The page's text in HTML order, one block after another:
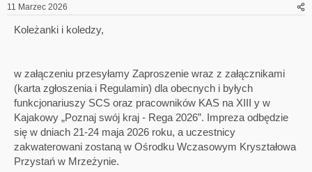
11 Marzec 2026
Koleżanki i koledzy,
w załączeniu przesyłamy Zaproszenie wraz z załącznikami
(karta zgłoszenia i Regulamin) dla obecnych i byłych
funkcjonariuszy SCS oraz pracowników KAS na XIII y w
Kajakowy „Poznaj swój kraj - Rega 2026”. Impreza odbędzie
się w dniach 21-24 maja 2026 roku, a uczestnicy
zakwaterowani zostaną w Ośrodku Wczasowym Kryształowa
Przystań w Mrzeżynie.